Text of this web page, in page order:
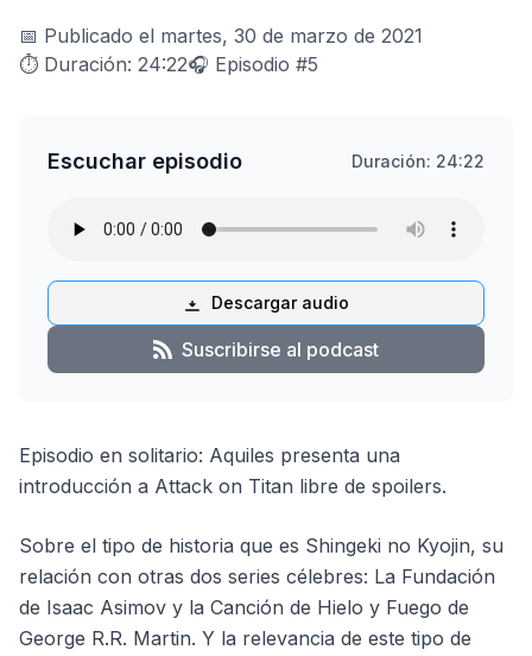
📅 Publicado el martes, 30 de marzo de 2021
⏱️ Duración: 24:22🎧 Episodio #5
Escuchar episodio Duración: 24:22
Descargar audio
Suscribirse al podcast
Episodio en solitario: Aquiles presenta una
introducción a Attack on Titan libre de spoilers.
Sobre el tipo de historia que es Shingeki no Kyojin, su
relación con otras dos series célebres: La Fundación
de Isaac Asimov y la Canción de Hielo y Fuego de
George R.R. Martin. Y la relevancia de este tipo de